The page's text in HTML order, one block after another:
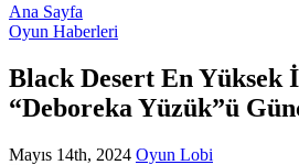
Ana Sayfa
Oyun Haberleri
Black Desert En Yüksek
“Deboreka Yüzük”ü
Mayıs 14th, 2024 Oyun Lobi